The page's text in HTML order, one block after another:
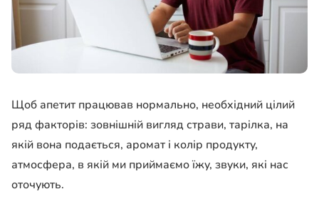
Щоб апетит працював нормально, необхідний цілий
ряд факторів: зовнішній вигляд страви, тарілка, на
якій вона подається, аромат і колір продукту,
атмосфера, в якій ми приймаємо їжу, звуки, які нас
оточують.